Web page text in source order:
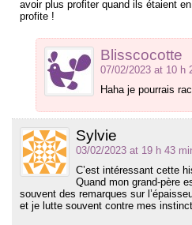
avoir plus profiter quand ils étaient
profite !
Blisscocotte
07/02/2023 at 10 h
Haha je pourrais
Sylvie
03/02/2023 at 19 h 43
C’est intéressant cette
Quand mon grand-père
souvent des remarques sur
et je lutte souvent contre mes